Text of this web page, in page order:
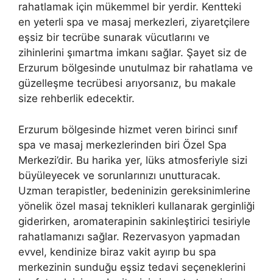
rahatlamak için mükemmel bir yerdir. Kentteki
en yeterli spa ve masaj merkezleri, ziyaretçilere
eşsiz bir tecrübe sunarak vücutlarını ve
zihinlerini şımartma imkanı sağlar. Şayet siz de
Erzurum bölgesinde unutulmaz bir rahatlama ve
güzelleşme tecrübesi arıyorsanız, bu makale
size rehberlik edecektir.
Erzurum bölgesinde hizmet veren birinci sınıf
spa ve masaj merkezlerinden biri Özel Spa
Merkezi’dir. Bu harika yer, lüks atmosferiyle sizi
büyüleyecek ve sorunlarınızı unutturacak.
Uzman terapistler, bedeninizin gereksinimlerine
yönelik özel masaj teknikleri kullanarak gerginliği
giderirken, aromaterapinin sakinleştirici tesiriyle
rahatlamanızı sağlar. Rezervasyon yapmadan
evvel, kendinize biraz vakit ayırıp bu spa
merkezinin sunduğu eşsiz tedavi seçeneklerini